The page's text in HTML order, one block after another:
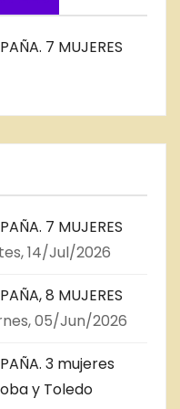
7 MUJERES
7 MUJERES
14/Jul/2026
8 MUJERES
05/Jun/2026
3 mujeres
y Toledo